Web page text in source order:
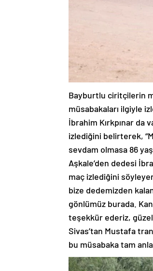
Bayburtlu ciritçilerin
müsabakaları ilgiyle
İbrahim Kırkpınar da
izlediğini belirterek,
sevdam olmasa 86
Aşkale’den dedesi
maç izlediğini
bize dedemizden
gönlümüz burada.
teşekkür ederiz,
Sivas’tan Mustafa
bu müsabaka tam